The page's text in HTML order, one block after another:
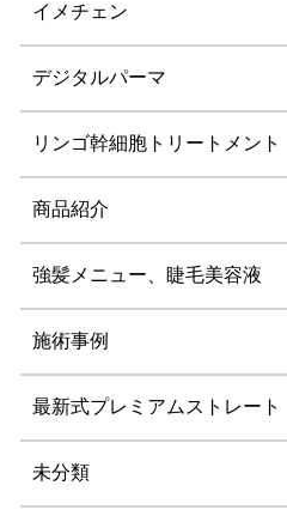
イメチェン
デジタルパーマ
リンゴ幹細胞トリートメント
商品紹介
強髪メニュー、睫毛美容液
施術事例
最新式プレミアムストレート
未分類